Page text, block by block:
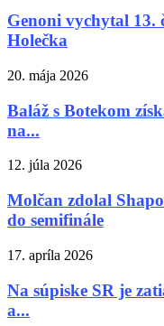
Genoni vychytal 13.
Holečka
20. mája 2026
Baláž s Botekom
na...
12. júla 2026
Molčan zdolal
do semifinále
17. apríla 2026
Na súpiske SR je
a...